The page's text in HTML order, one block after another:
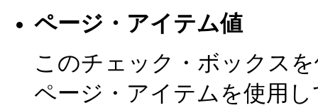
ページ・アイテム値
このチェック・ボックス
ページ・アイテムを使用